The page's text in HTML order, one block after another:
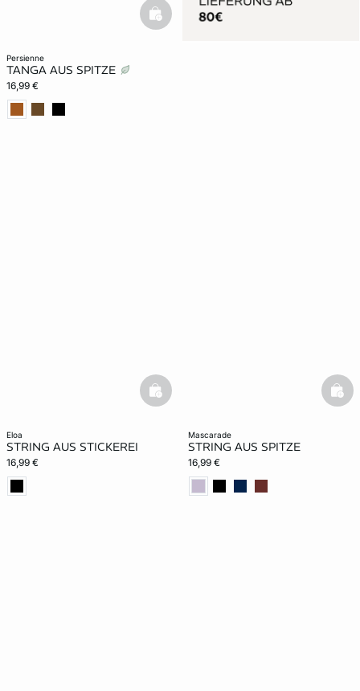
persienne
TANGA AUS SPITZE
16,99 €
basketfull
eloa
STRING AUS STICKEREI
16,99 €
basketfull
mascarade
STRING AUS SPITZE
16,99 €